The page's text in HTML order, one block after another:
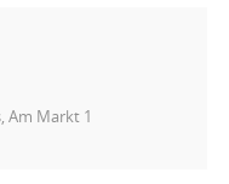
Am Markt 1